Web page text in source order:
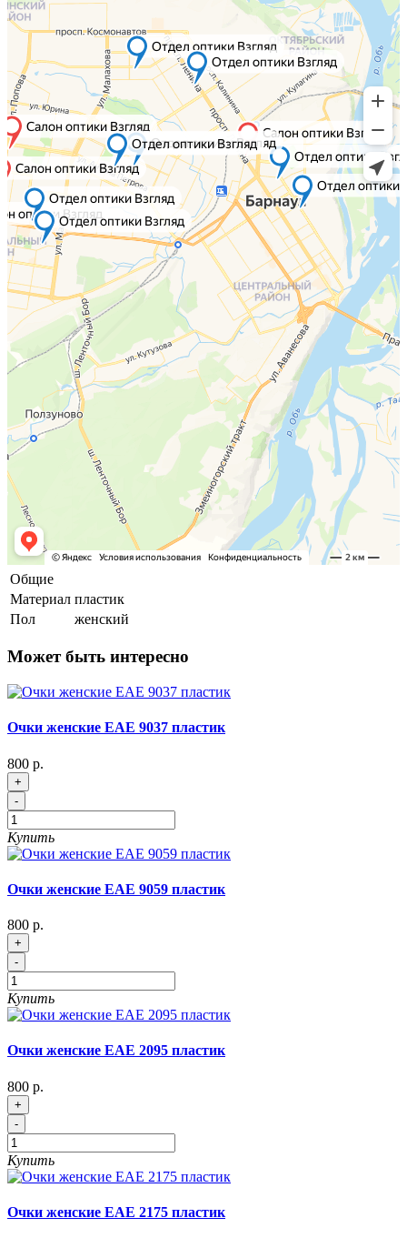
Общие
Материал пластик
Пол
женский
Может быть интересно
Очки женские EAE 9037 пластик
800 р.
+
-
Купить
Очки женские EAE 9059 пластик
800 р.
+
-
Купить
Очки женские EAE 2095 пластик
800 р.
+
-
Купить
Очки женские EAE 2175 пластик